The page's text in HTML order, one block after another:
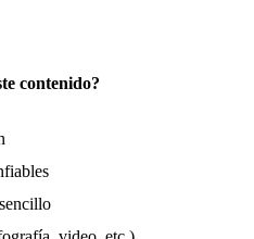
contenido?